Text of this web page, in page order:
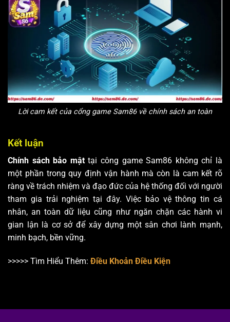
Lời cam kết của cổng game Sam86 về chính sách an toàn
Kết luận
Chính sách bảo mậttại công game Sam86 không chỉ là
một phần trong quy định vận hành mà còn là cam kết rõ
ràng về trách nhiệm và đạo đức của hệ thống đối với người
tham gia trải nghiệm tại đây. Việc bảo vệ thông tin cá
nhân, an toàn dữ liệu cũng như ngăn chặn các hành vi
gian lận là cơ sở để xây dựng một sân chơi lành mạnh,
minh bạch, bền vững.
>>>>> Tìm Hiểu Thêm: Điều Khoản Điều Kiện